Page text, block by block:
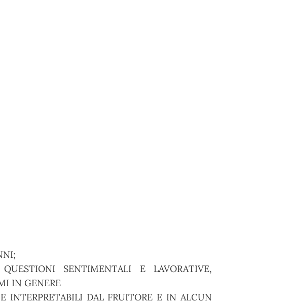
SENTIMENTALI E LAVORATIVE,
IN GENERE
INTERPRETABILI DAL FRUITORE E IN ALCUN